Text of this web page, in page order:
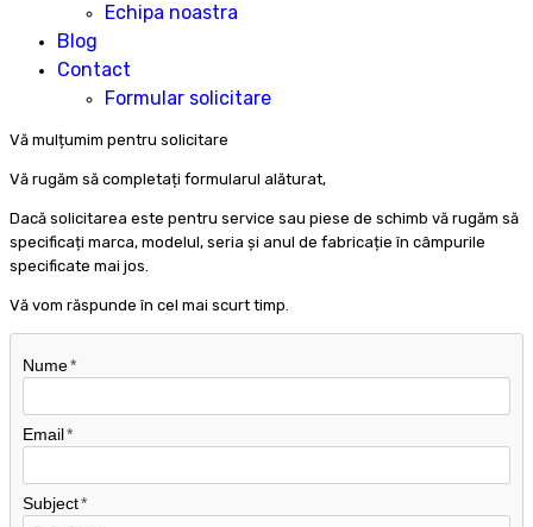
Echipa noastra
Blog
Contact
Formular solicitare
Vă mulțumim pentru solicitare
Vă rugăm să completați formularul alăturat,
Dacă solicitarea este pentru service sau piese de schimb vă rugăm să
specificați marca, modelul, seria și anul de fabricație în câmpurile
specificate mai jos.
Vă vom răspunde în cel mai scurt timp.
Nume
Email
Subject